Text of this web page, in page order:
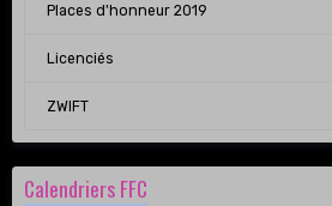
Places d'honneur 2019
Licenciés
ZWIFT
Calendriers FFC